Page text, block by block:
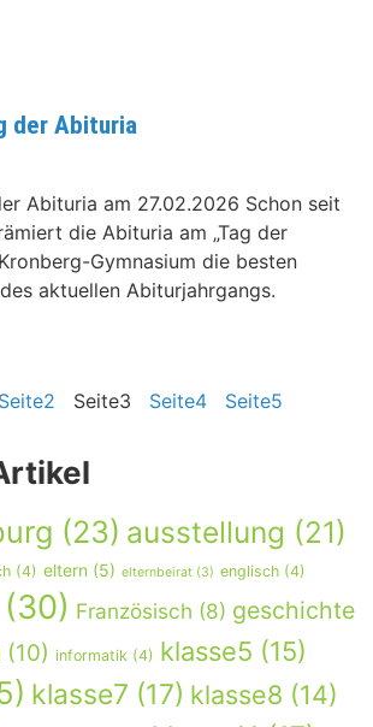
der Abituria
Abituria am 27.02.2026 Schon seit
die Abituria am „Tag der
Gymnasium die besten
aktuellen Abiturjahrgangs.
Seite2 Seite3 Seite4 Seite5
(23) ausstellung (21)
(4) eltern (5) elternbeirat (3) englisch (4)
(30) Französisch (8) geschichte
(10) informatik (4) klasse5 (15)
klasse7 (17) klasse8 (14)